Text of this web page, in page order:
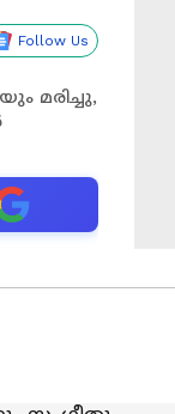
Follow Us
മരിച്ചു,